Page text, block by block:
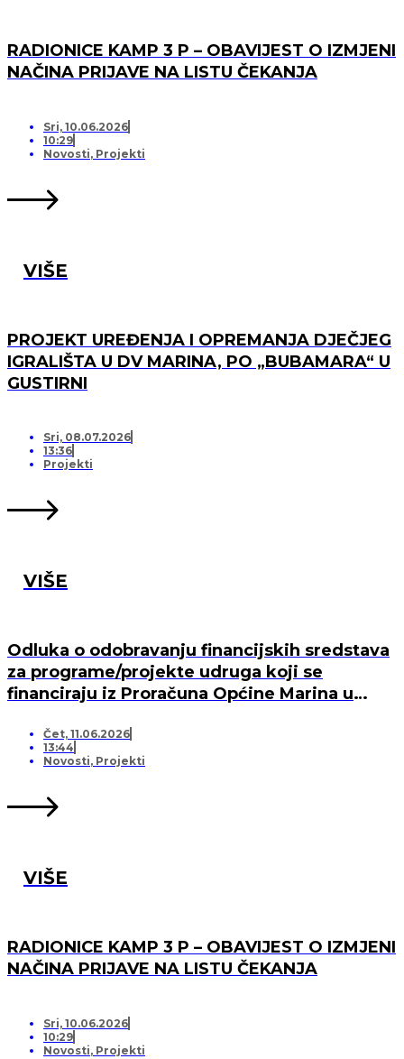
RADIONICE KAMP 3 P – OBAVIJEST O IZMJENI
NAČINA PRIJAVE NA LISTU ČEKANJA
Sri, 10.06.2026
10:29
Novosti, Projekti
VIŠE
PROJEKT UREĐENJA I OPREMANJA DJEČJEG
IGRALIŠTA U DV MARINA, PO „BUBAMARA“ U
GUSTIRNI
Sri, 08.07.2026
13:36
Projekti
VIŠE
Odluka o odobravanju financijskih sredstava
za programe/projekte udruga koji se
financiraju iz Proračuna Općine Marina u
Čet, 11.06.2026
13:44
Novosti, Projekti
VIŠE
RADIONICE KAMP 3 P – OBAVIJEST O IZMJENI
NAČINA PRIJAVE NA LISTU ČEKANJA
Sri, 10.06.2026
10:29
Novosti, Projekti